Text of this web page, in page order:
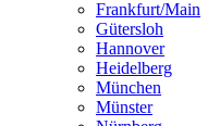
Frankfurt/Main
Gütersloh
Hannover
Heidelberg
München
Münster